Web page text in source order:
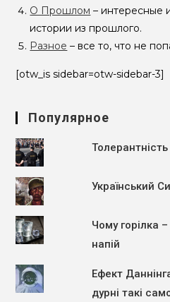
О Прошлом – интересные
истории из прошлого.
Разное – все то, что не
[otw_is sidebar=otw-sidebar-3]
Популярное
Український
Чому горілка
напій
Ефект
дурні такі